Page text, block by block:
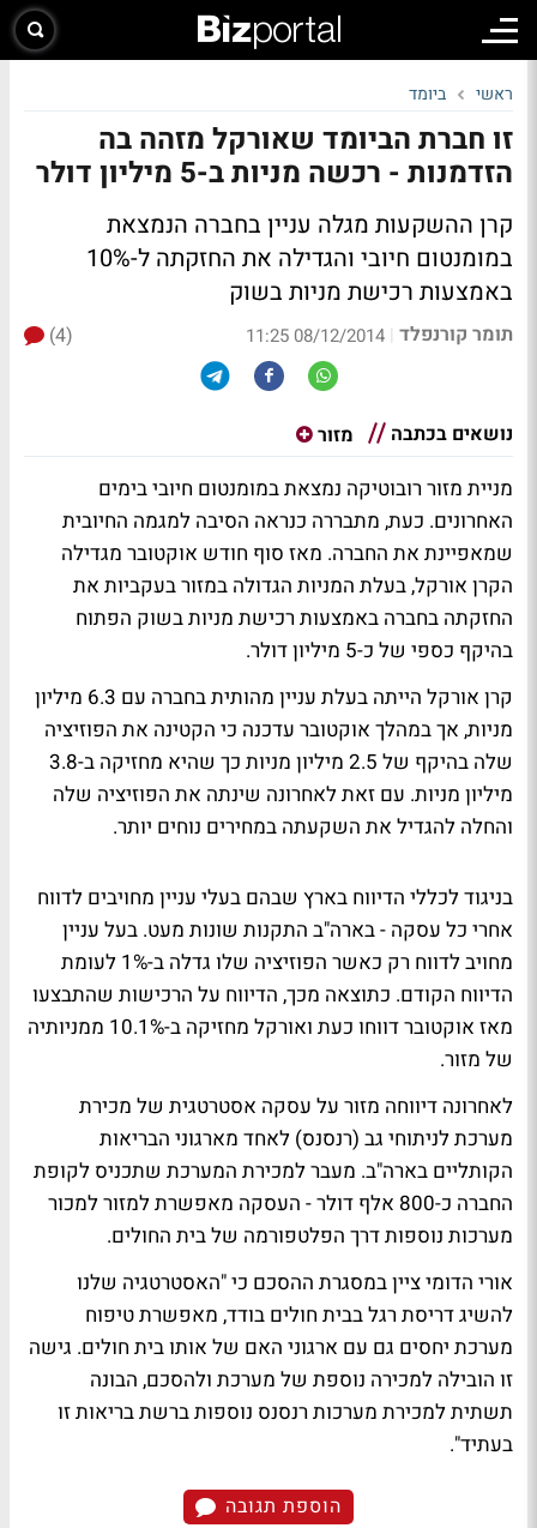
ראשי ביומד
זו חברת הביומד שאורקל מזהה בה
הזדמנות - רכשה מניות ב-5 מיליון דולר
קרן ההשקעות מגלה עניין בחברה הנמצאת
במומנטום חיובי והגדילה את החזקתה ל-10%
באמצעות רכישת מניות בשוק
תומר קורנפלד |
08/12/2014 11:25
(4)
נושאים בכתבה מזור
מניית מזור רובוטיקה נמצאת במומנטום חיובי בימים
האחרונים. כעת, מתבררה כנראה הסיבה למגמה החיובית
שמאפיינת את החברה. מאז סוף חודש אוקטובר מגדילה
הקרן אורקל, בעלת המניות הגדולה במזור בעקביות את
החזקתה בחברה באמצעות רכישת מניות בשוק הפתוח
בהיקף כספי של כ-5 מיליון דולר.
קרן אורקל הייתה בעלת עניין מהותית בחברה עם 6.3 מיליון
מניות, אך במהלך אוקטובר עדכנה כי הקטינה את הפוזיציה
שלה בהיקף של 2.5 מיליון מניות כך שהיא מחזיקה ב-3.8
מיליון מניות. עם זאת לאחרונה שינתה את הפוזיציה שלה
והחלה להגדיל את השקעתה במחירים נוחים יותר.
בניגוד לכללי הדיווח בארץ שבהם בעלי עניין מחויבים לדווח
אחרי כל עסקה - בארה"ב התקנות שונות מעט. בעל עניין
מחויב לדווח רק כאשר הפוזיציה שלו גדלה ב-1% לעומת
הדיווח הקודם. כתוצאה מכך, הדיווח על הרכישות שהתבצעו
מאז אוקטובר דווחו כעת ואורקל מחזיקה ב-10.1% ממניותיה
של מזור.
לאחרונה דיווחה מזור על עסקה אסטרטגית של מכירת
מערכת לניתוחי גב (רנסנס) לאחד מארגוני הבריאות
הקותליים בארה"ב. מעבר למכירת המערכת שתכניס לקופת
החברה כ-800 אלף דולר - העסקה מאפשרת למזור למכור
מערכות נוספות דרך הפלטפורמה של בית החולים.
אורי הדומי ציין במסגרת ההסכם כי "האסטרטגיה שלנו
להשיג דריסת רגל בבית חולים בודד, מאפשרת טיפוח
מערכת יחסים גם עם ארגוני האם של אותו בית חולים. גישה
זו הובילה למכירה נוספת של מערכת ולהסכם, הבונה
תשתית למכירת מערכות רנסנס נוספות ברשת בריאות זו
בעתיד".
הוספת תגובה